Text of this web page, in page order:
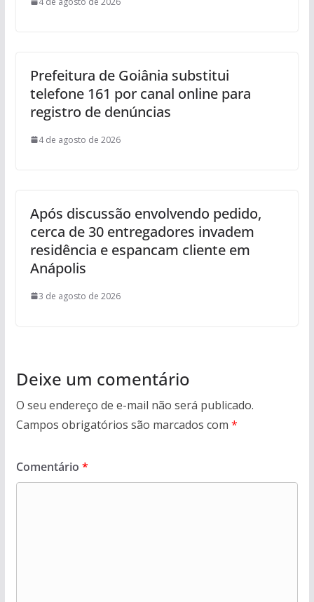
Prefeitura de Goiânia substitui
telefone 161 por canal online para
registro de denúncias
4 de agosto de 2026
Após discussão envolvendo pedido,
cerca de 30 entregadores invadem
residência e espancam cliente em
Anápolis
3 de agosto de 2026
Deixe um comentário
O seu endereço de e-mail não será publicado.
Campos obrigatórios são marcados com *
Comentário *